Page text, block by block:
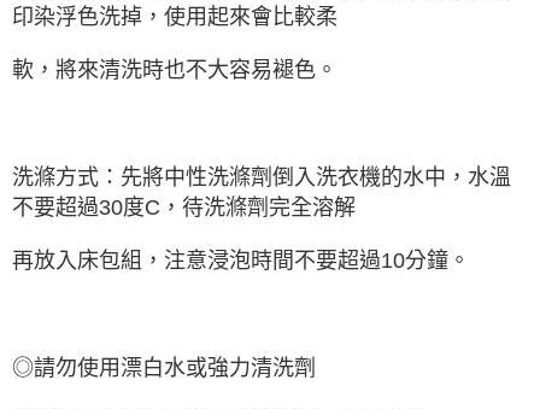
印染浮色洗掉，使用起來會比較柔
軟，將來清洗時也不大容易褪色。
洗滌方式：先將中性洗滌劑倒入洗衣機的水中，水溫
不要超過30度C，待洗滌劑完全溶解
再放入床包組，注意浸泡時間不要超過10分鐘。
◎請勿使用漂白水或強力清洗劑